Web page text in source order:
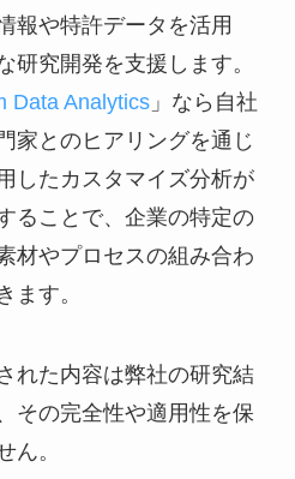
報や特許データを活用
研究開発を支援します。
Data Analytics」なら自社
家とのヒアリングを通じ
したカスタマイズ分析が
ることで、企業の特定の
材やプロセスの組み合わ
ます。
れた内容は弊社の研究結
その完全性や適用性を保
ん。